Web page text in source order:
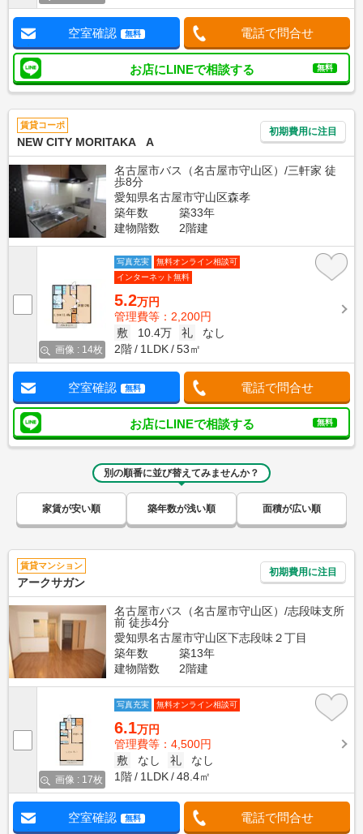
空室確認 無料 電話で問合せ
お店にLINEで相談する 無料
賃貸コーポ
NEW CITY MORITAKA A
初期費用に注目
名古屋市バス（名古屋市守山区）/三軒家 徒
歩8分
愛知県名古屋市守山区森孝
築年数
築33年
建物階数
2階建
画像 : 14枚
写真充実
無料オンライン相談可
インターネット無料
5.2万円
管理費等：2,200円
敷
10.4万 礼
なし
2階
1LDK 53㎡
空室確認 無料 電話で問合せ
お店にLINEで相談する 無料
別の順番に並び替えてみませんか？
家賃が安い順 築年数が浅い順 面積が広い順
賃貸マンション
アークサガン
初期費用に注目
名古屋市バス（名古屋市守山区）/志段味支所
前 徒歩4分
愛知県名古屋市守山区下志段味２丁目
築年数
築13年
建物階数
2階建
画像 : 17枚
写真充実 無料オンライン相談可
6.1万円
管理費等：4,500円
敷
なし 礼
なし
1階
1LDK 48.4㎡
空室確認 無料 電話で問合せ